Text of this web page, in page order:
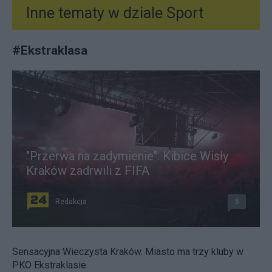
Inne tematy w dziale Sport
#Ekstraklasa
"Przerwa na zadymienie". Kibice Wisły
Kraków zadrwili z FIFA
Redakcja 6
Sensacyjna Wieczysta Kraków. Miasto ma trzy kluby w
PKO Ekstraklasie